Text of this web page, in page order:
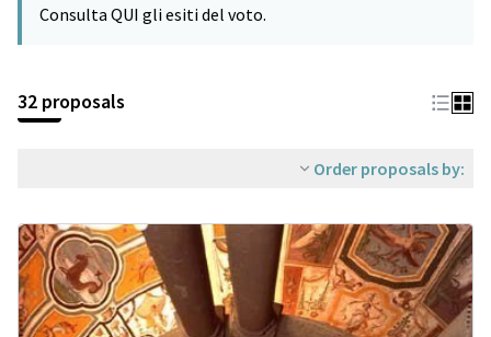
Consulta QUI gli esiti del voto.
32 proposals
Order proposals by: